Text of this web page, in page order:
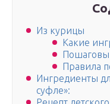
Из курицы
Какие
Правила
Ингредиенты
суфле»: